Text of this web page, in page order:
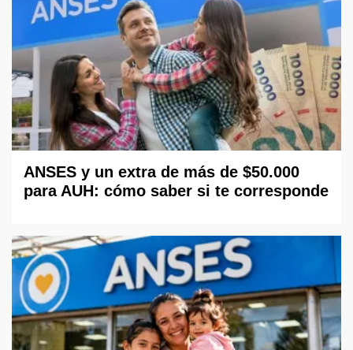
ANSES y un extra de más de $50.000
para AUH: cómo saber si te corresponde